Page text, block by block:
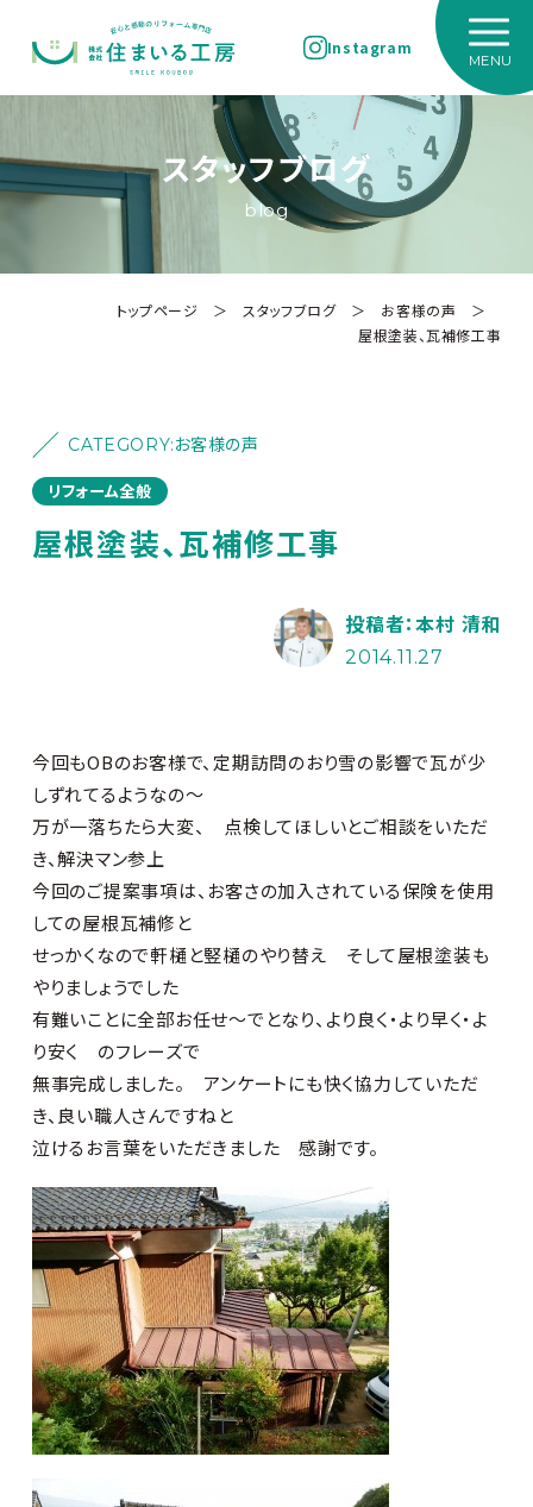
Instagram
スタッフブログ
blog
トップページ ＞ スタッフブログ＞ お客様の声 ＞
屋根塗装、瓦補修工事
CATEGORY:お客様の声
リフォーム全般
屋根塗装、瓦補修工事
投稿者：本村 清和
2014.11.27
今回もOBのお客様で、定期訪問のおり雪の影響で瓦が少
しずれてるようなの～
万が一落ちたら大変、 点検してほしいとご相談をいただ
き、解決マン参上
今回のご提案事項は、お客さの加入されている保険を使用
しての屋根瓦補修と
せっかくなので軒樋と竪樋のやり替え そして屋根塗装も
やりましょうでした
有難いことに全部お任せ～でとなり、より良く・より早く・よ
り安く のフレーズで
無事完成しました。 アンケートにも快く協力していただ
き、良い職人さんですねと
泣けるお言葉をいただきました 感謝です。